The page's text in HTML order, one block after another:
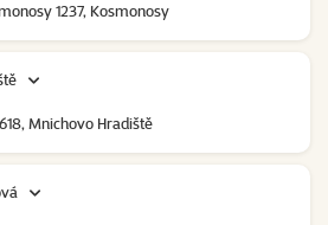
1237, Kosmonosy
Mnichovo Hradiště